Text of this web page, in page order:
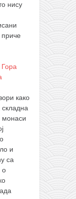
нису
приче
Гора
како
складна
монаси
и
са
о